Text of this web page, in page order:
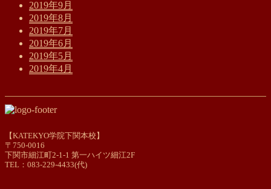
2019年9月
2019年8月
2019年7月
2019年6月
2019年5月
2019年4月
【KATEKYO学院下関本校】
〒750-0016
下関市細江町2-1-1 第一ハイツ細江2F
TEL：083-229-4433(代)